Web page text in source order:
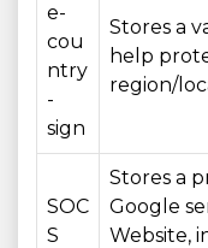
e-
cou
ntry
-
sign
Stores a
help
region/
SOC
S
Stores a
Google
Website,